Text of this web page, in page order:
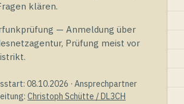
klären.
— Anmeldung über
Prüfung meist vor
08.10.2026 · Ansprechpartner
Christoph Schütte / DL3CH